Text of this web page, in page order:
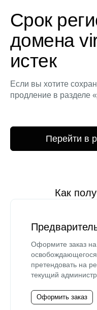
Срок
домена
истек
Если вы хотите
продление в разделе
Перейти в
Как
Оформите заказ
претендовать на
текущий
Оформить заказ